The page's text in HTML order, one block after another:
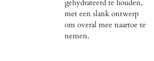
gehydrateerd te houden,
met een slank ontwerp
om overal mee naartoe te
nemen.